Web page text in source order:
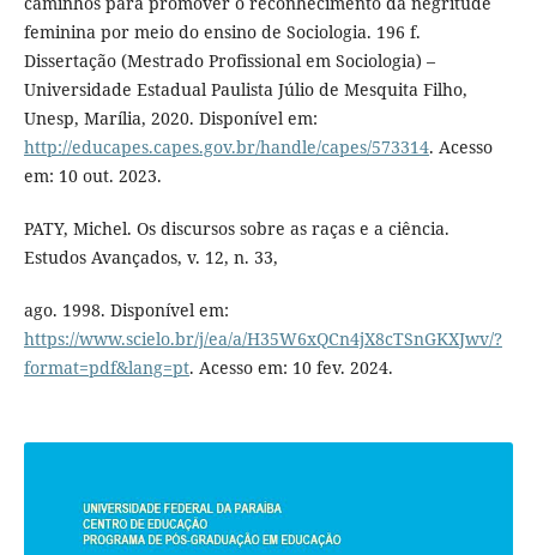
feminina por meio do ensino de Sociologia. 196 f.
Dissertação (Mestrado Profissional em Sociologia) –
Universidade Estadual Paulista Júlio de Mesquita Filho,
Unesp, Marília, 2020. Disponível em:
http://educapes.capes.gov.br/handle/capes/573314. Acesso
em: 10 out. 2023.
PATY, Michel. Os discursos sobre as raças e a ciência.
Estudos Avançados, v. 12, n. 33,
ago. 1998. Disponível em:
https://www.scielo.br/j/ea/a/H35W6xQCn4jX8cTSnGKXJwv/?
format=pdf&lang=pt. Acesso em: 10 fev. 2024.